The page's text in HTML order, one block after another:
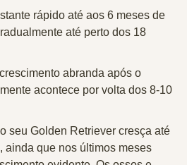
rápido até aos 6 meses de
até perto dos 18
abranda após o
acontece por volta dos 8-10
seu Golden Retriever cresça até
ainda que nos últimos meses